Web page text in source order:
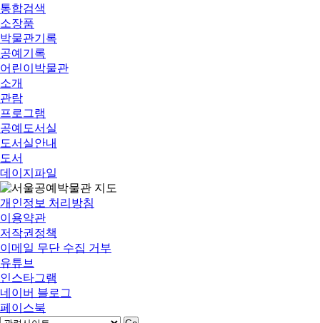
통합검색
소장품
박물관기록
공예기록
어린이박물관
소개
관람
프로그램
공예도서실
도서실안내
도서
데이지파일
개인정보 처리방침
이용약관
저작권정책
이메일 무단 수집 거부
유튜브
인스타그램
네이버 블로그
페이스북